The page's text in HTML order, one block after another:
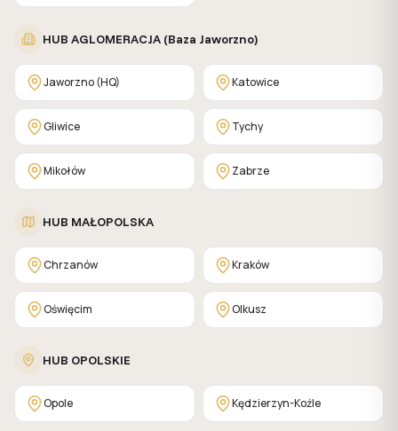
HUB AGLOMERACJA (Baza Jaworzno)
Jaworzno (HQ) Katowice
Gliwice Tychy
Mikołów Zabrze
HUB MAŁOPOLSKA
Chrzanów Kraków
Oświęcim Olkusz
HUB OPOLSKIE
Opole Kędzierzyn-Koźle